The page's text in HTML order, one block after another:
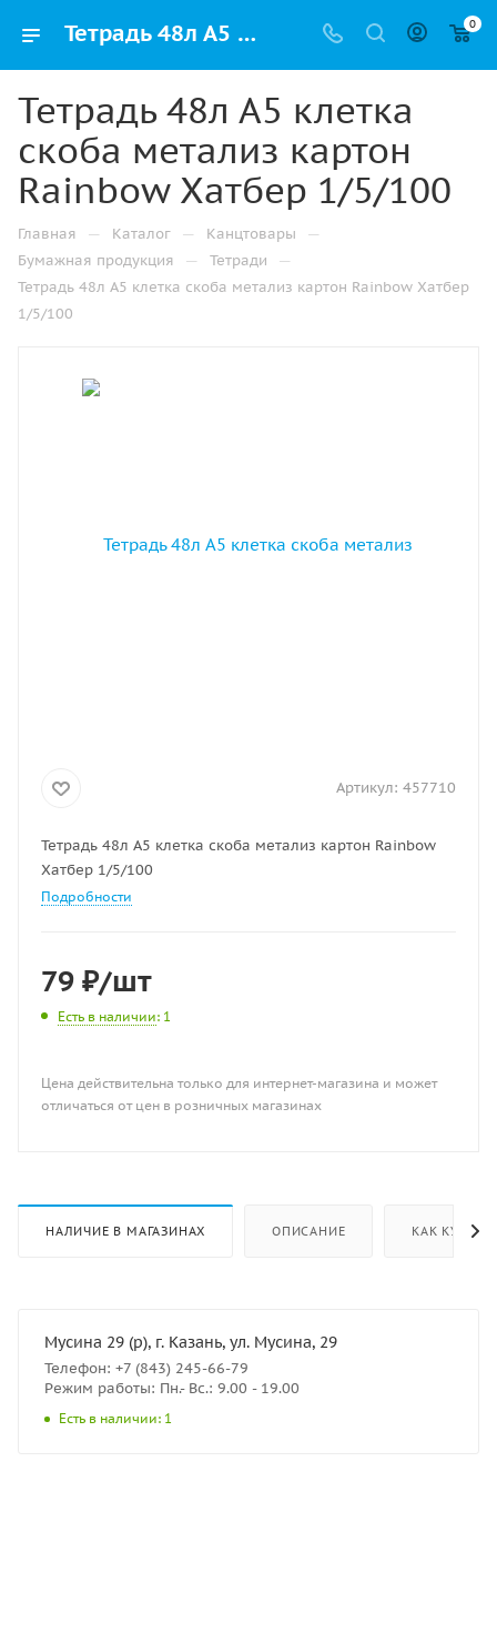
Тетрадь 48л А5 клетка скоба метализ картон Rainbow Хатбер 1/5/100 купить оптом и в розницу в Казани 0
Тетрадь 48л А5 клетка
скоба метализ картон
Rainbow Хатбер 1/5/100
Главная — Каталог — Канцтовары —
Бумажная продукция — Тетради —
Тетрадь 48л А5 клетка скоба метализ картон Rainbow Хатбер
1/5/100
Артикул: 457710
Тетрадь 48л А5 клетка скоба метализ картон Rainbow
Хатбер 1/5/100
Подробности
79 ₽/шт
Есть в наличии: 1
Цена действительна только для интернет-магазина и может
отличаться от цен в розничных магазинах
НАЛИЧИЕ В МАГАЗИНАХ ОПИСАНИЕ КАК КУПИТЬ
Мусина 29 (р), г. Казань, ул. Мусина, 29
Телефон: +7 (843) 245-66-79
Режим работы: Пн.- Вс.: 9.00 - 19.00
Есть в наличии: 1